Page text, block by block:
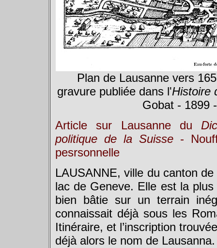
Plan de Lausanne vers
gravure publiée dans l'Histoire
Gobat - 1899
Article sur Lausanne du
politique de la Suisse-
pesrsonnelle
LAUSANNE, ville du canton
lac de Geneve. Elle est la
bien bâtie sur un terrain
connaissait déjà sous les
Itinéraire, et l’inscription
déjà alors le nom de Lausanna.